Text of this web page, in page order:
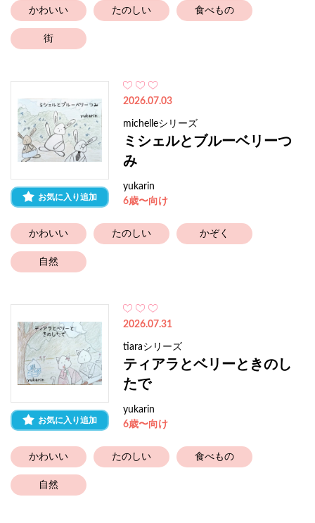
かわいい たのしい 食べもの
街
お気に入り追加
2026.07.03
michelleシリーズ
ミシェルとブルーベリーつ
み
yukarin
6歳〜向け
かわいい たのしい かぞく
自然
お気に入り追加
2026.07.31
tiaraシリーズ
ティアラとベリーときのし
たで
yukarin
6歳〜向け
かわいい たのしい 食べもの
自然